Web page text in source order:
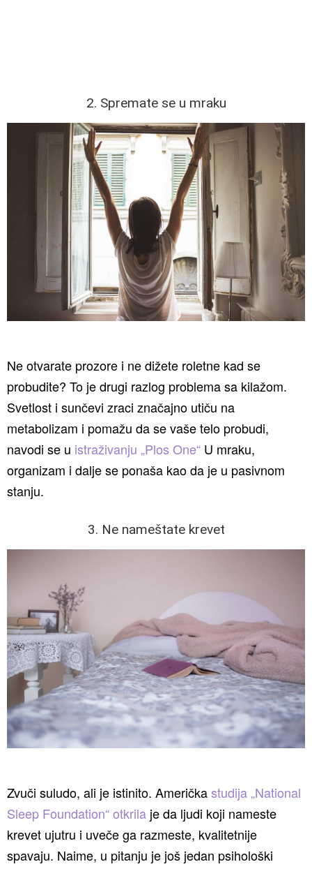
2. Spremate se u mraku
Ne otvarate prozore i ne dižete roletne kad se
probudite? To je drugi razlog problema sa kilažom.
Svetlost i sunčevi zraci značajno utiču na
metabolizam i pomažu da se vaše telo probudi,
navodi se u istraživanju „Plos One“ U mraku,
organizam i dalje se ponaša kao da je u pasivnom
stanju.
3. Ne nameštate krevet
Zvuči suludo, ali je istinito. Američkastudija „National
Sleep Foundation“ otkrila je da ljudi koji nameste
krevet ujutru i uveče ga razmeste, kvalitetnije
spavaju. Naime, u pitanju je još jedan psihološki